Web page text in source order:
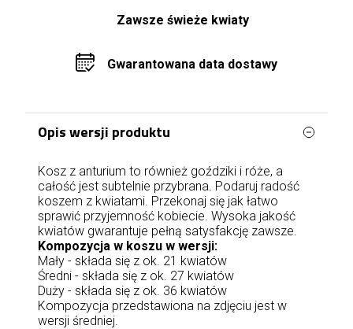
Zawsze świeże kwiaty
Gwarantowana data dostawy
Opis wersji produktu
Kosz z anturium to również goździki i róże, a
całość jest subtelnie przybrana. Podaruj radość
koszem z kwiatami. Przekonaj się jak łatwo
sprawić przyjemność kobiecie. Wysoka jakość
kwiatów gwarantuje pełną satysfakcję zawsze.
Kompozycja w koszu w wersji:
Mały - składa się z ok. 21 kwiatów
Średni - składa się z ok. 27 kwiatów
Duży - składa się z ok. 36 kwiatów
Kompozycja przedstawiona na zdjęciu jest w
wersji średniej.